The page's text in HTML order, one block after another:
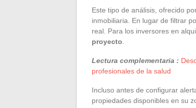
Este tipo de análisis, ofrecido
inmobiliaria. En lugar de filtrar
real. Para los inversores en
proyecto
Lectura complementaria :
profesionales de la salud
Incluso antes de configurar
propiedades disponibles en su